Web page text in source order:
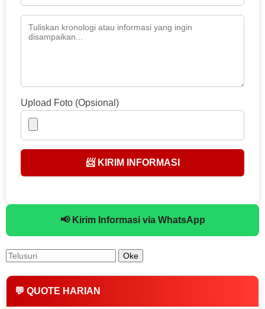
Upload Foto (Opsional)
📨 KIRIM INFORMASI
📢 Kirim Informasi via WhatsApp
💬 QUOTE HARIAN